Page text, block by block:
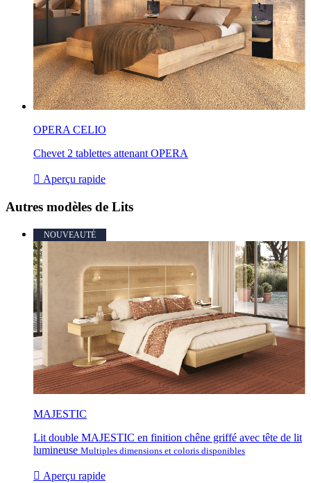
OPERA CELIO
Chevet 2 tablettes attenant OPERA
 Aperçu rapide
Autres modèles de Lits
NOUVEAUTÉ
MAJESTIC
Lit double MAJESTIC en finition chêne griffé avec tête de lit
lumineuse Multiples dimensions et coloris disponibles
 Aperçu rapide